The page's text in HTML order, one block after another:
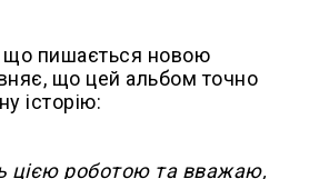
що пишається новою
що цей альбом точно
історію:
цією роботою та вважаю,